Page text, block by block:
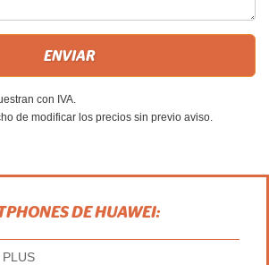
con IVA.
de modificar los precios sin previo aviso.
DE HUAWEI:
PLUS